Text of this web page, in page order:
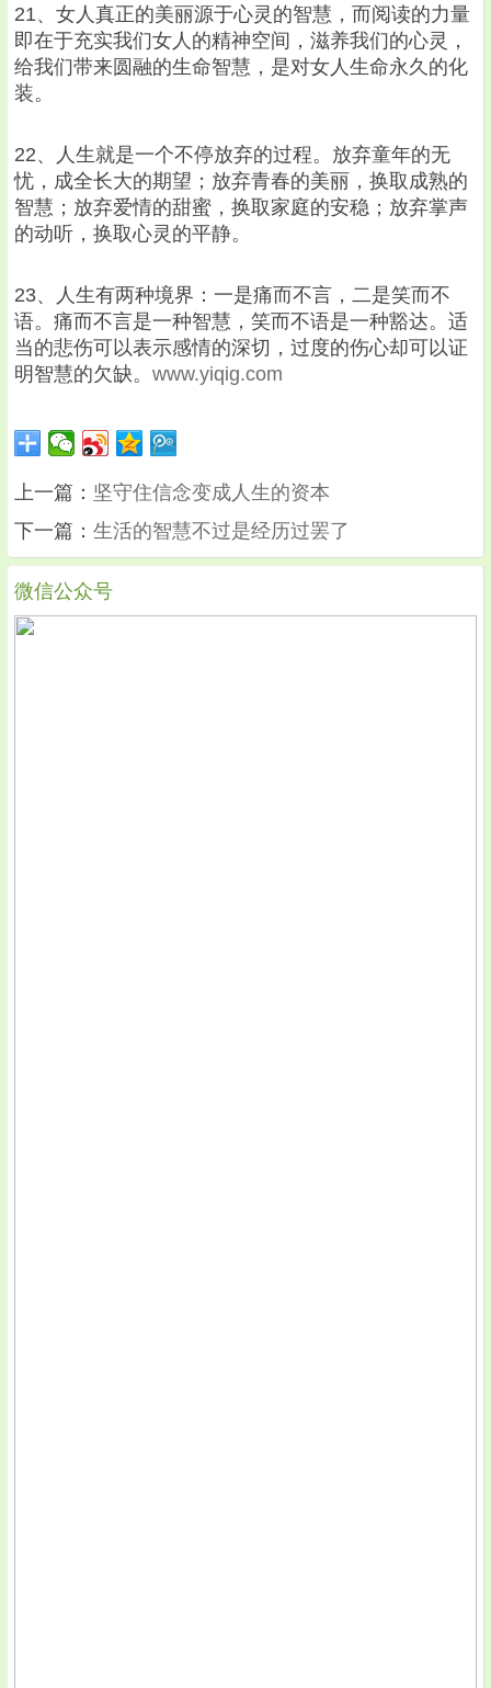
21、女人真正的美丽源于心灵的智慧，而阅读的力量
即在于充实我们女人的精神空间，滋养我们的心灵，
给我们带来圆融的生命智慧，是对女人生命永久的化
装。
22、人生就是一个不停放弃的过程。放弃童年的无
忧，成全长大的期望；放弃青春的美丽，换取成熟的
智慧；放弃爱情的甜蜜，换取家庭的安稳；放弃掌声
的动听，换取心灵的平静。
23、人生有两种境界：一是痛而不言，二是笑而不
语。痛而不言是一种智慧，笑而不语是一种豁达。适
当的悲伤可以表示感情的深切，过度的伤心却可以证
明智慧的欠缺。 www.yiqig.com
上一篇： 坚守住信念变成人生的资本
下一篇： 生活的智慧不过是经历过罢了
微信公众号